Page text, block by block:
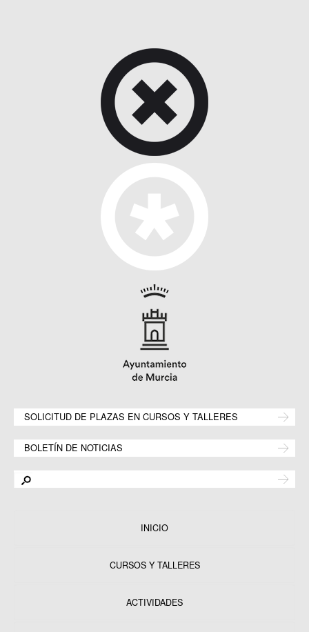
SOLICITUD DE PLAZAS EN CURSOS Y TALLERES
BOLETÍN DE NOTICIAS
INICIO
CURSOS Y TALLERES
ACTIVIDADES